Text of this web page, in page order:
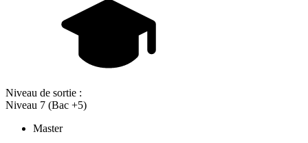
Niveau de sortie :
Niveau 7 (Bac +5)
Master